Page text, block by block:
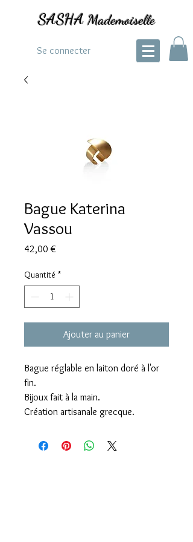
SASHA Mademoiselle
Se connecter
Bague Katerina
Vassou
42,00 €
Quantité *
Ajouter au panier
Bague réglable en laiton doré à l'or
fin.
Bijoux fait à la main.
Création artisanale grecque.